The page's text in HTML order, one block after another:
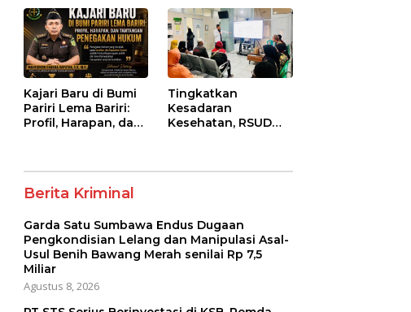
Lelang dan
Manipulasi Asal-Usul
Benih Bawang
Merah senilai Rp 7,5
Miliar
dan Pastikan
Kepatuhan Regulasi
Kajari Baru di Bumi
Pariri Lema Bariri:
Profil, Harapan, dan
Tingkatkan
Kesadaran
Kesehatan, RSUD
Berita Kriminal
Garda Satu Sumbawa Endus Dugaan
Pengkondisian Lelang dan Manipulasi Asal-
Usul Benih Bawang Merah senilai Rp 7,5
Miliar
Agustus 8, 2026